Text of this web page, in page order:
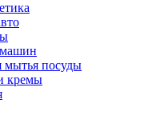
мытья посуды
кремы